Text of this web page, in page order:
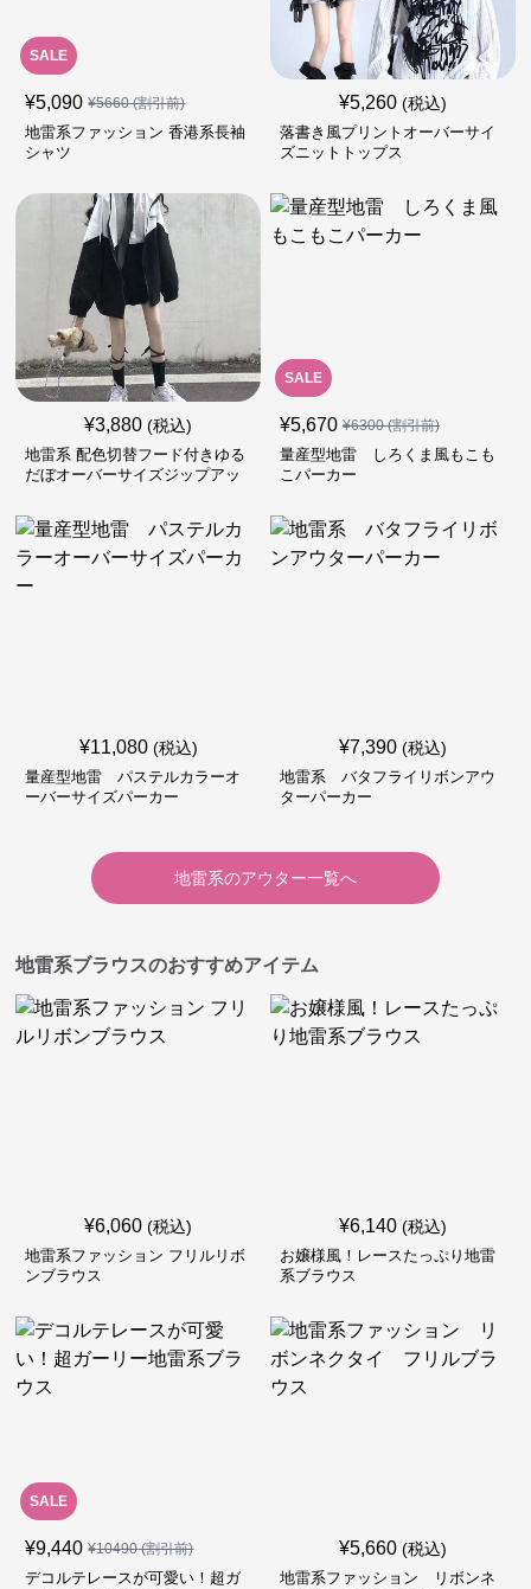
SALE
¥5,090 ¥5660(割引前)
地雷系ファッション 香港系長袖
シャツ
¥5,260 (税込)
落書き風プリントオーバーサイ
ズニットトップス
¥3,880 (税込)
地雷系 配色切替フード付きゆる
だぼオーバーサイズジップアッ
SALE
¥5,670 ¥6300(割引前)
量産型地雷 しろくま風もこも
こパーカー
¥11,080 (税込)
量産型地雷 パステルカラーオ
ーバーサイズパーカー
¥7,390 (税込)
地雷系 バタフライリボンアウ
ターパーカー
地雷系のアウター一覧へ
地雷系ブラウスのおすすめアイテム
¥6,060 (税込)
地雷系ファッション フリルリボ
ンブラウス
¥6,140 (税込)
お嬢様風！レースたっぷり地雷
系ブラウス
SALE
¥9,440 ¥10490(割引前)
デコルテレースが可愛い！超ガ
¥5,660 (税込)
地雷系ファッション リボンネ